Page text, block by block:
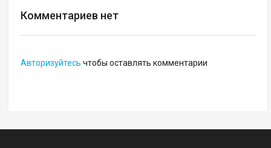
Комментариев нет
Авторизуйтесь чтобы оставлять комментарии